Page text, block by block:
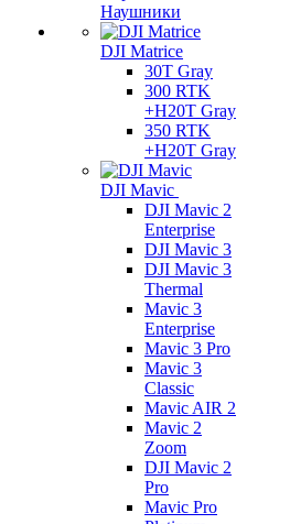
Наушники
DJI Matrice
30T Gray
300 RTK
+H20T Gray
350 RTK
+H20T Gray
DJI Mavic
DJI Mavic 2
Enterprise
DJI Mavic 3
DJI Mavic 3
Thermal
Mavic 3
Enterprise
Mavic 3 Pro
Mavic 3
Сlassic
Mavic AIR 2
Mavic 2
Zoom
DJI Mavic 2
Pro
Mavic Pro